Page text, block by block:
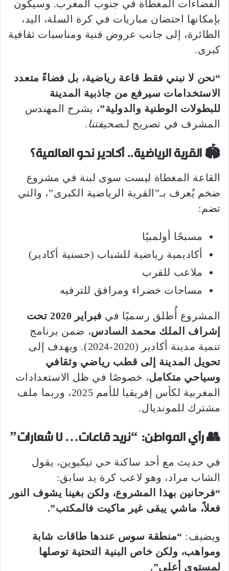
الفضاءات المغطاة في جنوب المغرب. وسيكون
بإمكانها احتضان مباريات في كرة السلة، اليد،
الطائرة، إلى جانب عروض فنية ومناسبات ثقافية
كبرى.
“نحن لا نبني فقط قاعة رياضية، بل فضاءً متعدد
الاستخدامات سيرفع من جاذبية المدينة
للبطولات الوطنية والدولية”، يشرح المهندس
المشرف في تصريح لـصحيفتنا.
🏟️ القرية الرياضية.. أكادير نحو العالمية؟
القاعة المغطاة ليست سوى لبنة في مشروع
ضخم يُعرف بـ”القرية الرياضية الكبرى”، والتي
تضم:
مسبحًا أولمبيًا
أكاديمية رياضية للشباب (حسنية أكادير)
ملاعب للقرب
مساحات خضراء ومرافق للترفيه
المشروع أُطلق رسميًا في
فبراير 2020 تحت
إشراف الملك محمد السادس، ضمن برنامج
تنمية مدينة أكادير (2020-2024). ويهدف إلى
تحويل المدينة إلى قطب رياضي وثقافي
وسياحي متكامل، خصوصًا في ظل الاستعدادات
المغربية لكأس إفريقيا للأمم 2025، وربما ملف
مشترك للمونديال.
👥رأي المواطن: “نريد قاعات… لا شعارات”
في حديث مع أحد ساكنة حي تيكيوين، يقول
الشاب مراد، وهو لاعب كرة يد سابق:
“فرحانين بهذا المشروع، ولكن بغينا يشوف النور
فعلاً، ماشي يبقى غير ماكيت فالمكتب”.
ويضيف: “منطقة سوس عندها طاقات شابة
ومواهب، ولكن خاص البنية التحتية توصلها
لمستوى أعلى”.